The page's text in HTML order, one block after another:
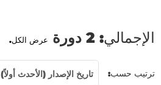
الإجمالي: 2 دورة عرض الكل.
تاريخ الإصدار (الأحدث أولاً)